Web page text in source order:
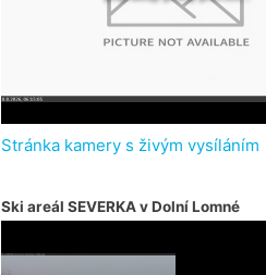
Stránka kamery s živým vysíláním
Ski areál SEVERKA v Dolní Lomné